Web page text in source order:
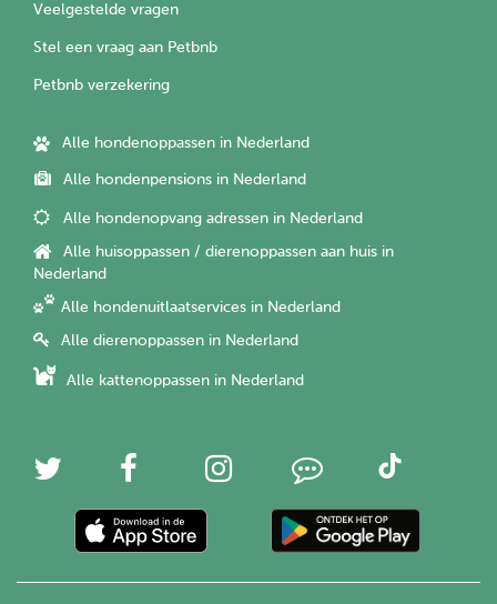
Veelgestelde vragen
Stel een vraag aan Petbnb
Petbnb verzekering
Alle hondenoppassen in Nederland
Alle hondenpensions in Nederland
Alle hondenopvang adressen in Nederland
Alle huisoppassen / dierenoppassen aan huis in
Nederland
Alle hondenuitlaatservices in Nederland
Alle dierenoppassen in Nederland
Alle kattenoppassen in Nederland